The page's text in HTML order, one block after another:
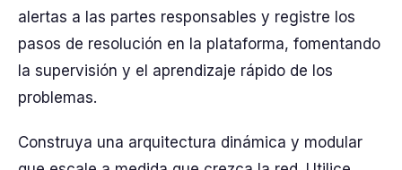
alertas a las partes responsables y registre los
pasos de resolución en la plataforma, fomentando
la supervisión y el aprendizaje rápido de los
problemas.
Construya una arquitectura dinámica y modular